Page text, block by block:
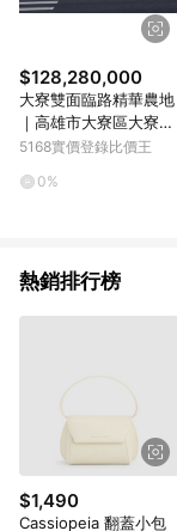
$128,280,000
大寮雙面臨路精華農地
｜高雄市大寮區大寮段
芎蕉腳小段
5168實價登錄比價王
0%
熱銷排行榜
$1,490
Cassiopeia 翻蓋小包